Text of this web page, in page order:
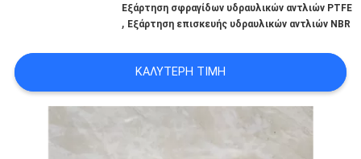
ΖΗΤΉΣΤΕ
ΈΝΑ
ΑΠΌΣΠΑΣΜΑ
Εξάρτηση σφραγίδων υδραυλικών αντλιών PTFE
, Εξάρτηση επισκευής υδραυλικών αντλιών NBR
ΚΑΛΎΤΕΡΗ ΤΙΜΉ